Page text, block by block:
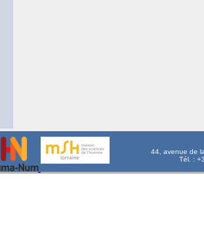
44, avenue de
Tél. :